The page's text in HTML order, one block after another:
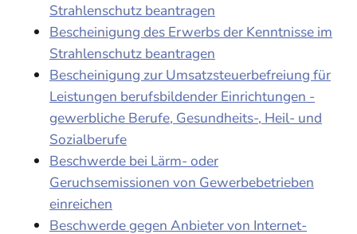
Strahlenschutz beantragen
Bescheinigung des Erwerbs der Kenntnisse im
Strahlenschutz beantragen
Bescheinigung zur Umsatzsteuerbefreiung für
Leistungen berufsbildender Einrichtungen -
gewerbliche Berufe, Gesundheits-, Heil- und
Sozialberufe
Beschwerde bei Lärm- oder
Geruchsemissionen von Gewerbebetrieben
einreichen
Beschwerde gegen Anbieter von Internet-